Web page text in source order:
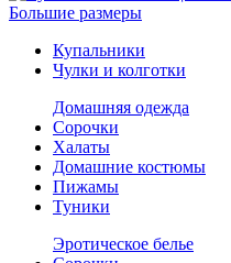
Большие размеры
Купальники
Чулки и колготки
Домашняя одежда
Сорочки
Халаты
Домашние костюмы
Пижамы
Туники
Эротическое белье